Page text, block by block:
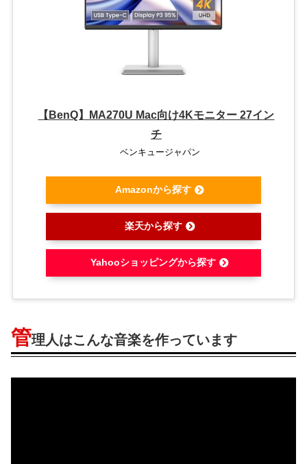
【BenQ】MA270U Mac向け4Kモニター 27イン
チ
ベンキュージャパン
Amazonから探す
楽天から探す
Yahooショッピングから探す
管理人はこんな音楽を作っています